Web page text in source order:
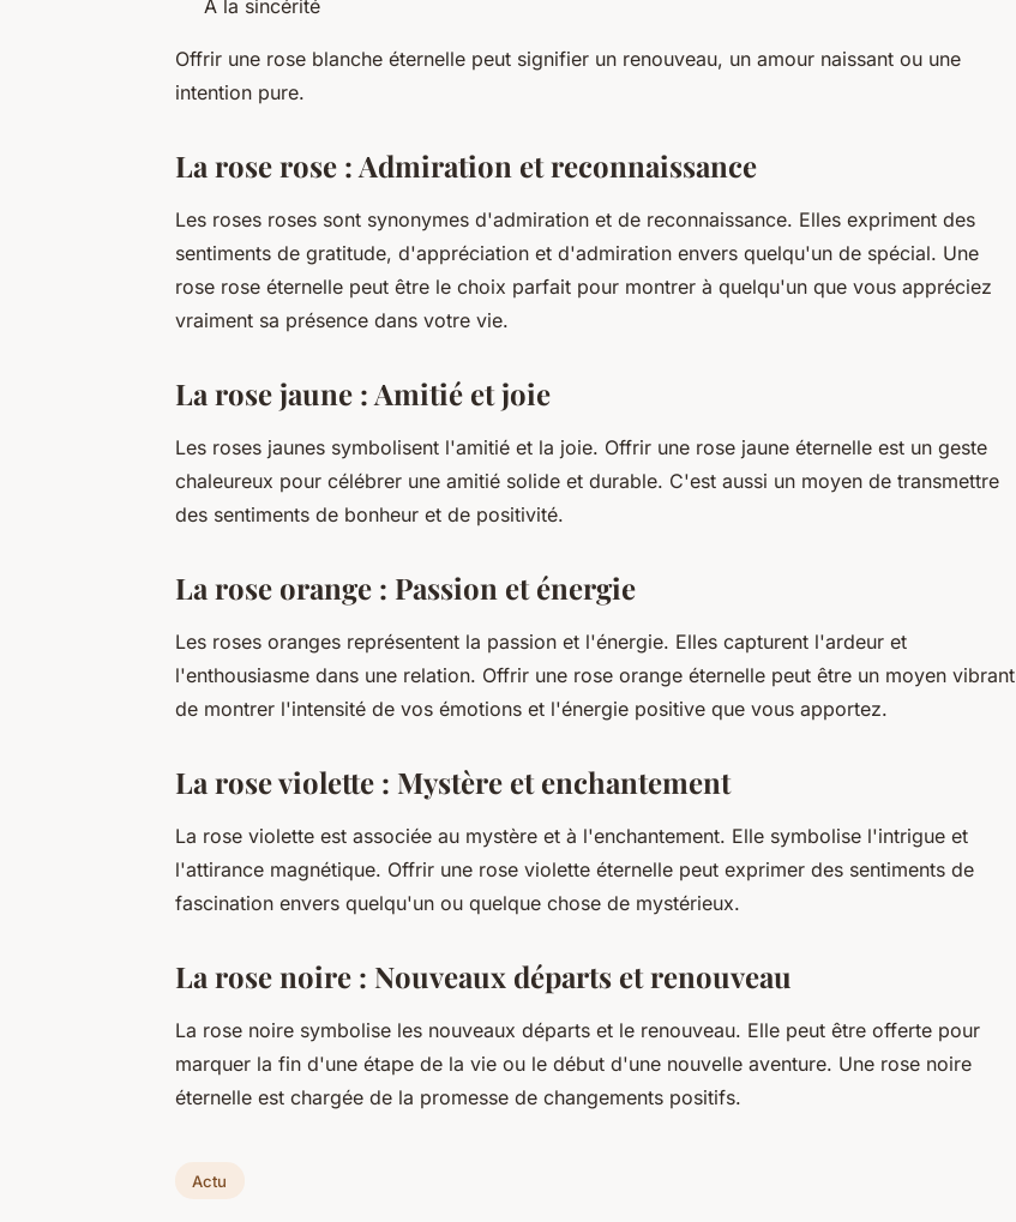
À la sincérité
Offrir une rose blanche éternelle peut signifier un renouveau, un amour naissant ou une
intention pure.
La rose rose : Admiration et reconnaissance
Les roses roses sont synonymes d'admiration et de reconnaissance. Elles expriment des
sentiments de gratitude, d'appréciation et d'admiration envers quelqu'un de spécial. Une
rose rose éternelle peut être le choix parfait pour montrer à quelqu'un que vous appréciez
vraiment sa présence dans votre vie.
La rose jaune : Amitié et joie
Les roses jaunes symbolisent l'amitié et la joie. Offrir une rose jaune éternelle est un geste
chaleureux pour célébrer une amitié solide et durable. C'est aussi un moyen de transmettre
des sentiments de bonheur et de positivité.
La rose orange : Passion et énergie
Les roses oranges représentent la passion et l'énergie. Elles capturent l'ardeur et
l'enthousiasme dans une relation. Offrir une rose orange éternelle peut être un moyen vibrant
de montrer l'intensité de vos émotions et l'énergie positive que vous apportez.
La rose violette : Mystère et enchantement
La rose violette est associée au mystère et à l'enchantement. Elle symbolise l'intrigue et
l'attirance magnétique. Offrir une rose violette éternelle peut exprimer des sentiments de
fascination envers quelqu'un ou quelque chose de mystérieux.
La rose noire : Nouveaux départs et renouveau
La rose noire symbolise les nouveaux départs et le renouveau. Elle peut être offerte pour
marquer la fin d'une étape de la vie ou le début d'une nouvelle aventure. Une rose noire
éternelle est chargée de la promesse de changements positifs.
Actu